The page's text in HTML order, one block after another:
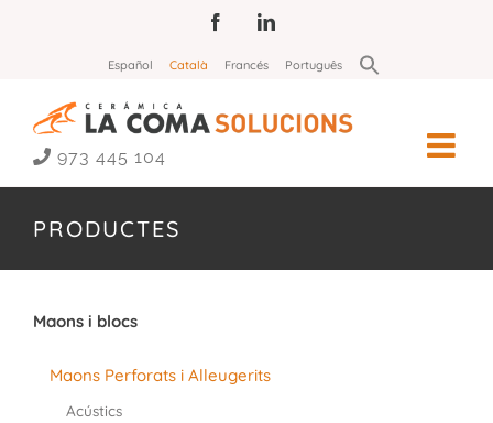
FacebookLinkedIn
Español Català Francés Português Search
for:
973 445 104
PRODUCTES
Maons i blocs
Maons Perforats i Alleugerits
Acústics